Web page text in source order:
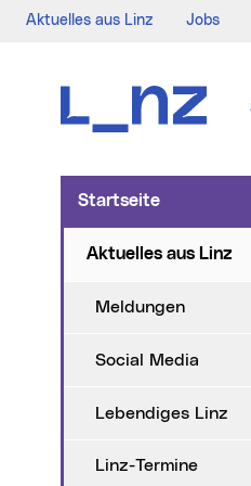
Aktuelles aus Linz Jobs
Startseite
Aktuelles aus Linz
Meldungen
Social Media
Lebendiges Linz
Linz-Termine